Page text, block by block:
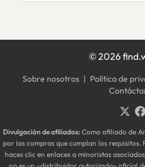
©2026
Sobre nosotros | Política de
Divulgación de afiliados:Como afiliado de
por las compras que cumplan los
haces clic en enlaces a minoristas